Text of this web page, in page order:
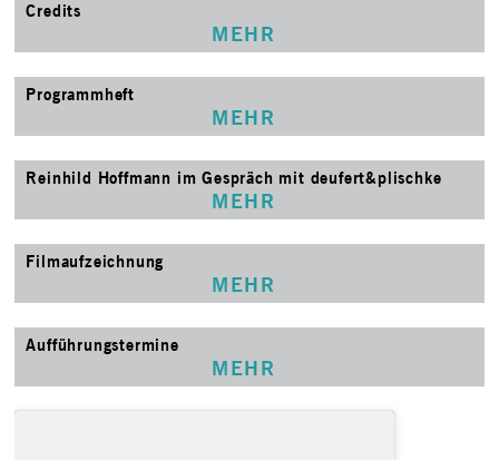
Credits
MEHR
Programmheft
MEHR
Reinhild Hoffmann im Gespräch mit deufert&plischke
MEHR
Filmaufzeichnung
MEHR
Aufführungstermine
MEHR